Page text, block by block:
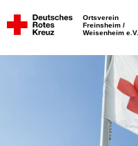
Ortsverein
Freinsheim /
Weisenheim e.V.